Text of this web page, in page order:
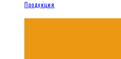
Продукция